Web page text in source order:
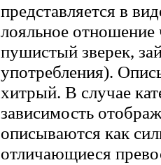
представляется в
лояльное отношение
пушистый зверек,
употребления).
хитрый. В случае
зависимость
описываются как
отличающиеся